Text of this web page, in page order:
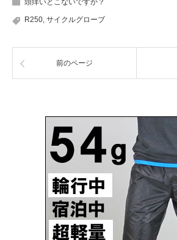
R250 サイクルグローブ
前のページ